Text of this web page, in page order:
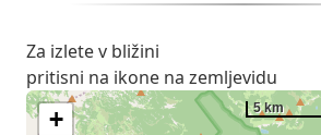
Za izlete v bližini
pritisni na ikone na zemljevidu
+
5 km